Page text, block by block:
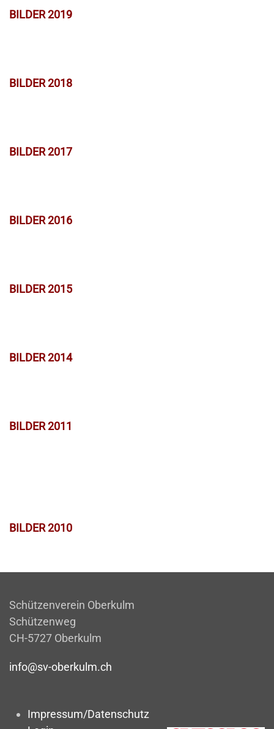
BILDER 2019
BILDER 2018
BILDER 2017
BILDER 2016
BILDER 2015
BILDER 2014
BILDER 2011
BILDER 2010
Schützenverein Oberkulm
Schützenweg
CH-5727 Oberkulm
info@sv-oberkulm.ch
Impressum/Datenschutz